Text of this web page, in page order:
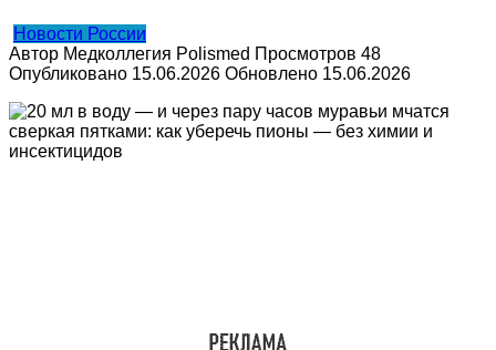
Новости России
Автор Медколлегия Polismed Просмотров 48
Опубликовано 15.06.2026 Обновлено 15.06.2026